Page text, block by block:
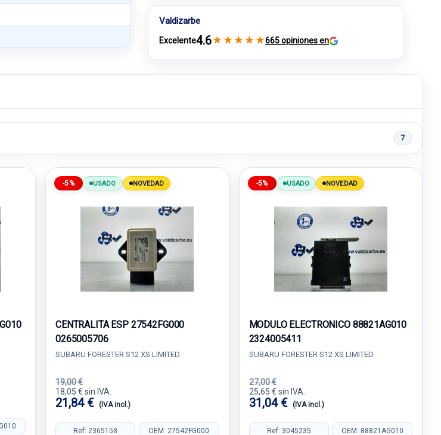
Valdizarbe
Excelente4.6★ ★ ★ ★ ★665 opiniones en
7
-5% USADO NOVEDAD
CENTRALITA ESP 27542FG000
0265005706
SUBARU FORESTER S12 XS LIMITED
19,00 €
18,05 € sin IVA.
21,84 € (IVA incl.)
Ref: 2365158 OEM: 27542FG000
-5% USADO NOVEDAD
MODULO ELECTRONICO 88821AG010
2324005411
SUBARU FORESTER S12 XS LIMITED
27,00 €
25,65 € sin IVA.
31,04 € (IVA incl.)
Ref: 3045235 OEM: 88821AG010